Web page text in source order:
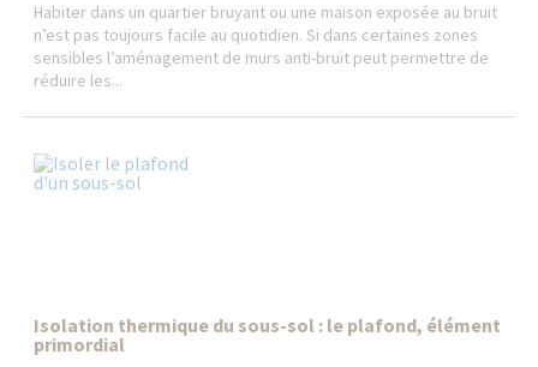
Habiter dans un quartier bruyant ou une maison exposée au bruit
n’est pas toujours facile au quotidien. Si dans certaines zones
sensibles l’aménagement de murs anti-bruit peut permettre de
réduire les...
Isolation thermique du sous-sol : le plafond, élément
primordial